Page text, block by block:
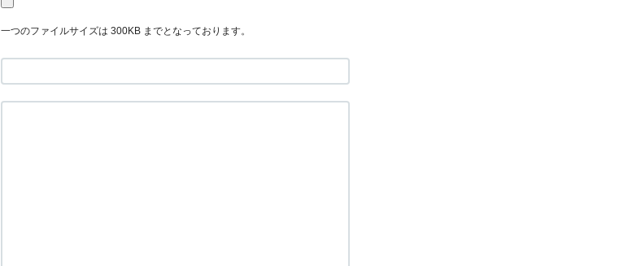
一つのファイルサイズは 300KB までとなっております。